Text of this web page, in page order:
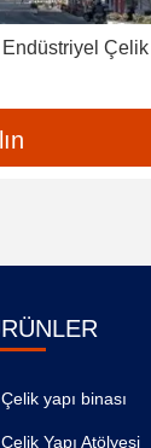
Endüstriyel Çelik
Çelik yapı binası
Çelik Yapı Atölyesi